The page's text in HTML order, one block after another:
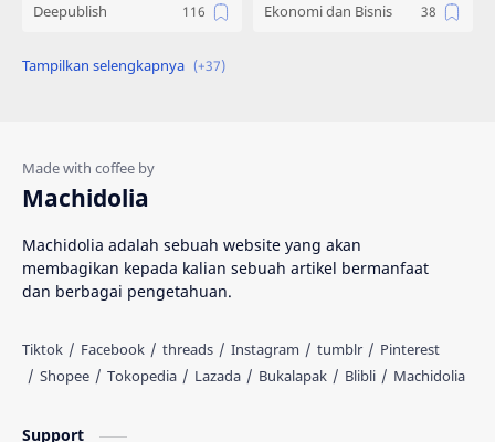
Deepublish Ekonomi dan Bisnis
Engineering
Islam Katalog
Knowledge Komik
Machidolia
Machidolia adalah sebuah website yang akan
membagikan kepada kalian sebuah artikel bermanfaat
dan berbagai pengetahuan.
Support